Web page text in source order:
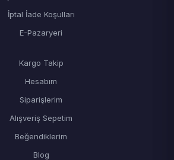
İptal İade Koşulları
E-Pazaryeri
Kargo Takip
Hesabım
Siparişlerim
Alışveriş Sepetim
Beğendiklerim
Blog